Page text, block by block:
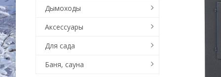
Дымоходы
Аксессуары
Для сада
Баня, сауна